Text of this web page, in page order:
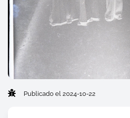
Publicado el 2024-10-22